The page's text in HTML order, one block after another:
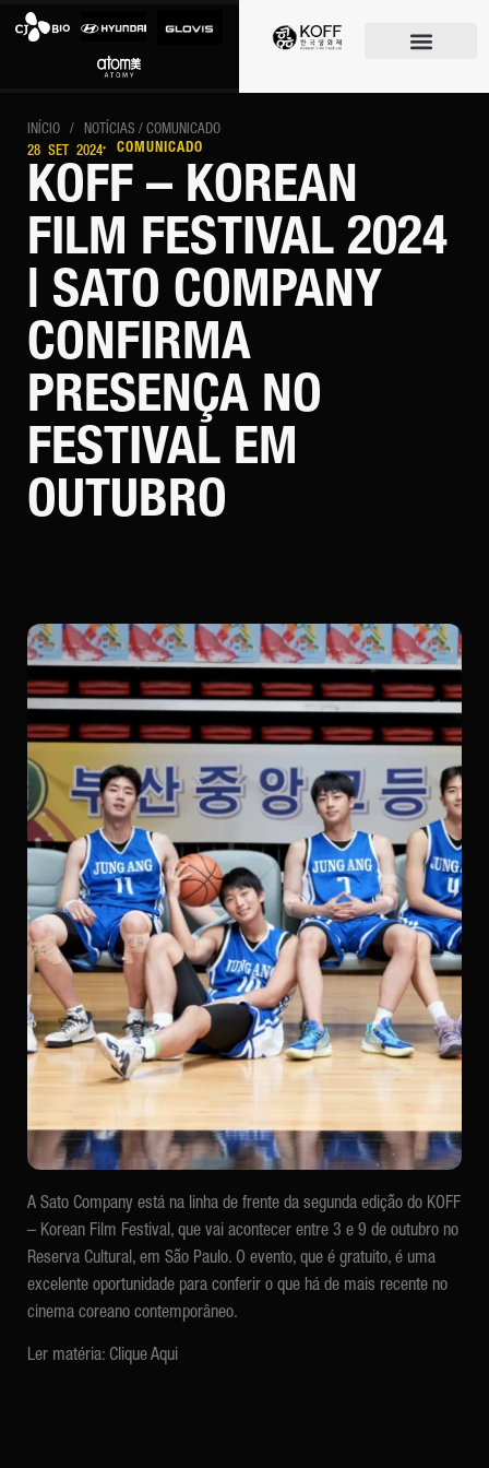
INÍCIO / NOTÍCIAS / COMUNICADO
28 SET 2024· COMUNICADO
KOFF – KOREAN
FILM FESTIVAL 2024
| SATO COMPANY
CONFIRMA
PRESENÇA NO
FESTIVAL EM
OUTUBRO
A Sato Company está na linha de frente da segunda edição do KOFF
– Korean Film Festival, que vai acontecer entre 3 e 9 de outubro no
Reserva Cultural, em São Paulo. O evento, que é gratuito, é uma
excelente oportunidade para conferir o que há de mais recente no
cinema coreano contemporâneo.
Ler matéria: Clique Aqui